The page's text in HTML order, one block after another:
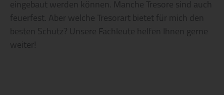
eingebaut werden können. Manche Tresore sind auch
feuerfest. Aber welche Tresorart bietet für mich den
besten Schutz? Unsere Fachleute helfen Ihnen gerne
weiter!